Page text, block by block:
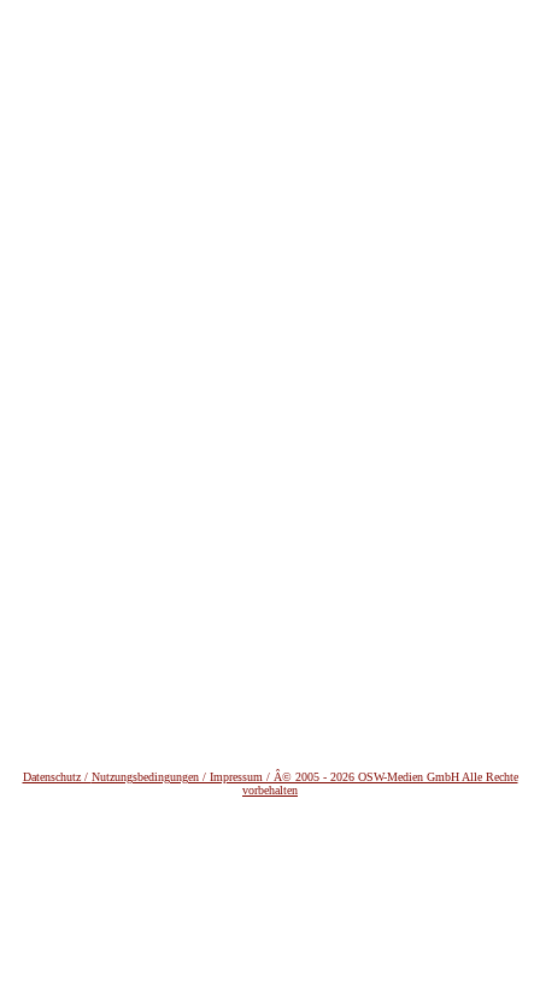
Datenschutz / Nutzungsbedingungen / Impressum / Â© 2005 - 2026 OSW-Medien GmbH Alle Rechte
vorbehalten